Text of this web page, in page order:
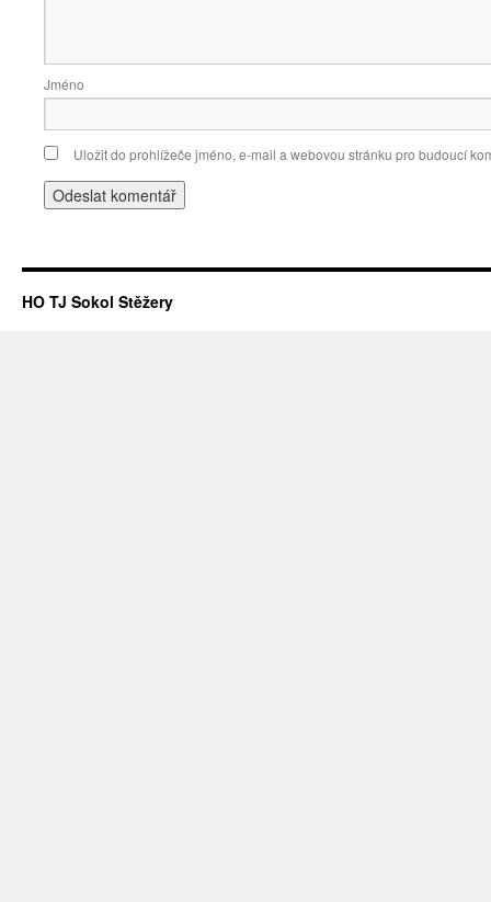
Jméno
Uložit do prohlížeče jméno, e-mail a webovou stránku pro budoucí
HO TJ Sokol Stěžery